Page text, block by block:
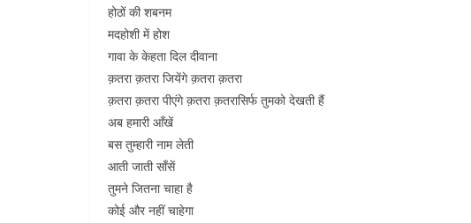
होठों की शबनम
मदहोशी में होश
गावा के केहता दिल दीवाना
क़तरा क़तरा जियेंगे क़तरा क़तरा
क़तरा क़तरा पीएंगे क़तरा क़तरासिर्फ तुमको देखती हैं
अब हमारी आँखें
बस तुम्हारी नाम लेती
आती जाती साँसें
तुमने जितना चाहा है
कोई और नहीं चाहेगा